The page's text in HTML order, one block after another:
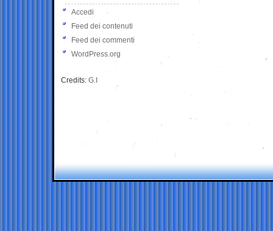
Accedi
Feed dei contenuti
Feed dei commenti
WordPress.org
Credits: G.I